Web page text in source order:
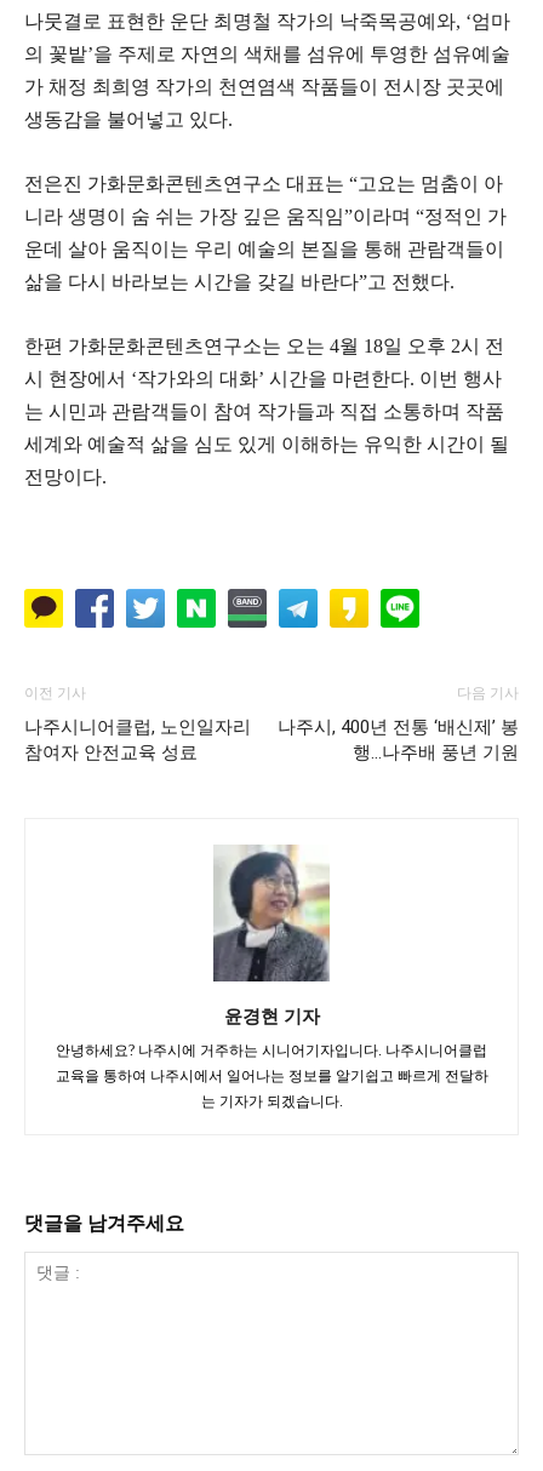
나뭇결로 표현한 운단 최명철 작가의 낙죽목공예와, ‘엄마
의 꽃밭’을 주제로 자연의 색채를 섬유에 투영한 섬유예술
가 채정 최희영 작가의 천연염색 작품들이 전시장 곳곳에
생동감을 불어넣고 있다.
전은진 가화문화콘텐츠연구소 대표는 “고요는 멈춤이 아
니라 생명이 숨 쉬는 가장 깊은 움직임”이라며 “정적인 가
운데 살아 움직이는 우리 예술의 본질을 통해 관람객들이
삶을 다시 바라보는 시간을 갖길 바란다”고 전했다.
한편 가화문화콘텐츠연구소는 오는 4월 18일 오후 2시 전
시 현장에서 ‘작가와의 대화’ 시간을 마련한다. 이번 행사
는 시민과 관람객들이 참여 작가들과 직접 소통하며 작품
세계와 예술적 삶을 심도 있게 이해하는 유익한 시간이 될
전망이다.
이전 기사
나주시니어클럽, 노인일자리
참여자 안전교육 성료
다음 기사
나주시, 400년 전통 ‘배신제’ 봉
행…나주배 풍년 기원
윤경현 기자
안녕하세요? 나주시에 거주하는 시니어기자입니다. 나주시니어클럽
교육을 통하여 나주시에서 일어나는 정보를 알기쉽고 빠르게 전달하
는 기자가 되겠습니다.
댓글을 남겨주세요